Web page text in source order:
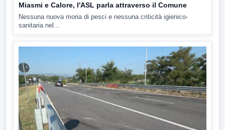
Miasmi e Calore, l'ASL parla attraverso il Comune
Nessuna nuova moria di pesci e nessuna criticità igienico-
sanitaria nel...